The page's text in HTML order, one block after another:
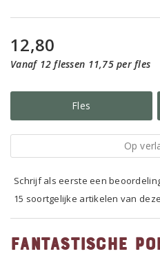
12,80
Vanaf 12 flessen 11,75 per fles
Fles
Op
Schrijf als eerste een
15 soortgelijke artikelen van
Fantastische